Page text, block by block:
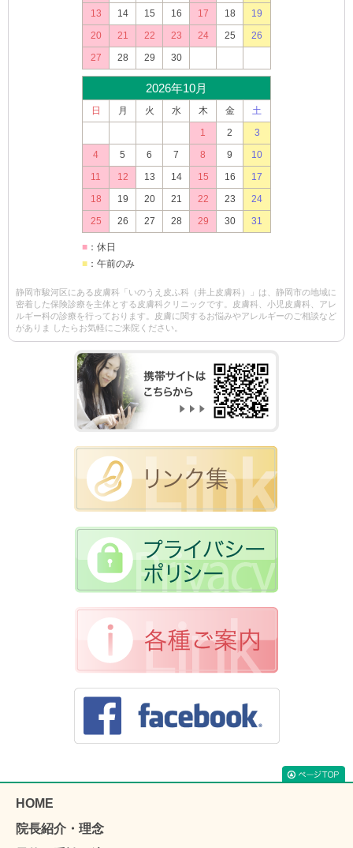
13
14 15 16 17 18
19
20
21 22 23 24 25
26
27
28 29 30
2026年10月
日 月 火 水 木 金
土
1
2
3
4
5 6 7 8 9
10
11
12 13 14 15 16
17
18
19 20 21 22 23
24
25
26 27 28 29 30 31
■ ：休日
■ ：午前のみ
静岡市駿河区にある皮膚科「いのうえ皮ふ科（井上皮膚科）」は、静岡市の地域に
密着した保険診療を主体とする皮膚科クリニックです。皮膚科、小児皮膚科、アレ
ルギー科の診療を行っております。皮膚に関するお悩みやアレルギーのご相談など
がありま したらお気軽にご来院ください。
HOME
院長紹介・理念